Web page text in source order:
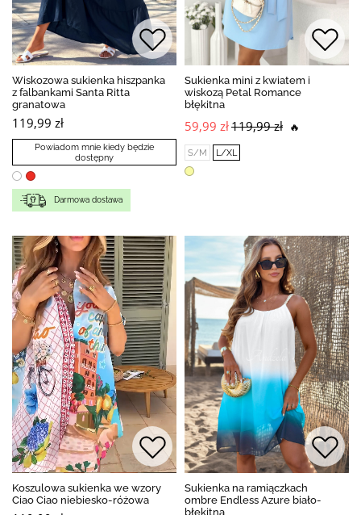
Wiskozowa sukienka hiszpanka
z falbankami Santa Ritta
granatowa
119,99 zł
Powiadom mnie kiedy będzie
dostępny
Darmowa dostawa
Sukienka mini z kwiatem i
wiskozą Petal Romance
błękitna
59,99 zł119,99 zł 🔥
S/M L/XL
Koszulowa sukienka we wzory
Ciao Ciao niebiesko-różowa
Sukienka na ramiączkach
ombre Endless Azure biało-
błękitna